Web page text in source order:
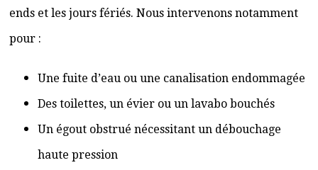
ends et les jours fériés. Nous intervenons notamment
pour :
Une fuite d’eau ou une canalisation endommagée
Des toilettes, un évier ou un lavabo bouchés
Un égout obstrué nécessitant un débouchage
haute pression